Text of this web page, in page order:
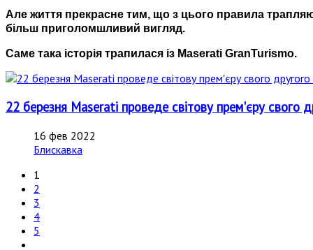
Але життя прекрасне тим, що з цього правила
більш приголомшливий вигляд.
Саме така історія трапилася із Maserati GranTurismo.
22 березня Maserati проведе світову прем'єру свого
16 фев 2022
Блискавка
1
2
3
4
5